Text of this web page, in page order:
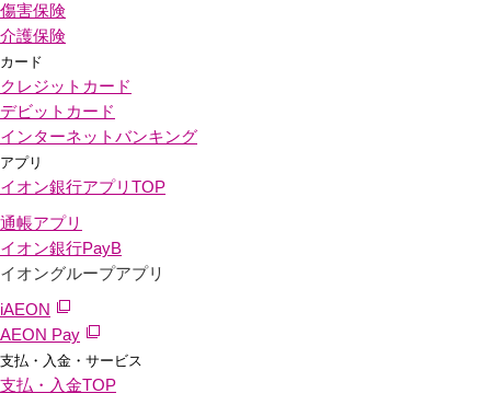
傷害保険
介護保険
カード
クレジットカード
デビットカード
インターネットバンキング
アプリ
イオン銀行アプリ TOP
通帳アプリ
イオン銀行PayB
イオングループアプリ
iAEON
AEON Pay
支払・入金・サービス
支払・入金TOP